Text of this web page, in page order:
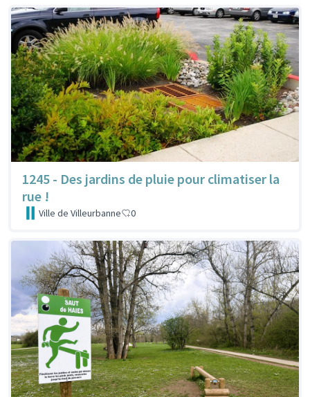
1245 - Des jardins de pluie pour climatiser la
rue !
Ville de Villeurbanne 0